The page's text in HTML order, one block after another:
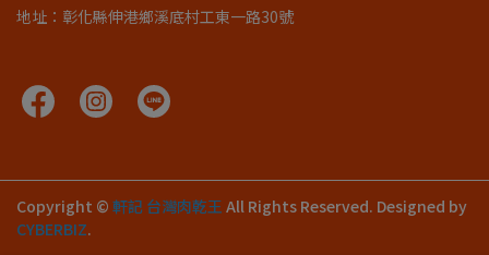
地址：彰化縣伸港鄉溪底村工東一路30號
Copyright © 軒記 台灣肉乾王 All Rights Reserved. Designed by
CYBERBIZ.